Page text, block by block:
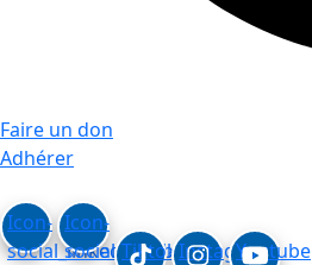
Faire un don
Adhérer
Icon-
social_linkedin
Icon-
social_facebook
TiktokInstagramYoutube